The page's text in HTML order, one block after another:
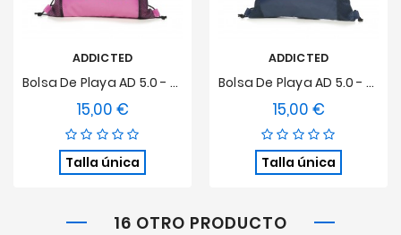
ADDICTED
Bolsa De Playa AD 5.0 - Rosa
15,00 €
Talla única
ADDICTED
Bolsa De Playa AD 5.0 - Azul Marino
15,00 €
Talla única
16 OTRO PRODUCTO